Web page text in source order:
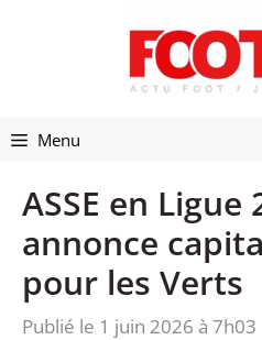
Menu
ASSE en Ligue
annonce
pour les Verts
Publié le 1 juin 2026 à 7h03